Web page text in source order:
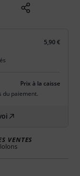
5,90 €
Prix à la caisse
du paiement.
VENTES